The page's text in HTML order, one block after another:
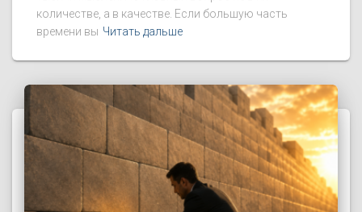
количестве, а в качестве. Если большую часть
времени вы Читать дальше